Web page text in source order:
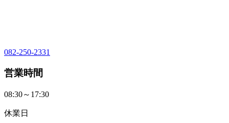
082-250-2331
営業時間
08:30～17:30
休業日